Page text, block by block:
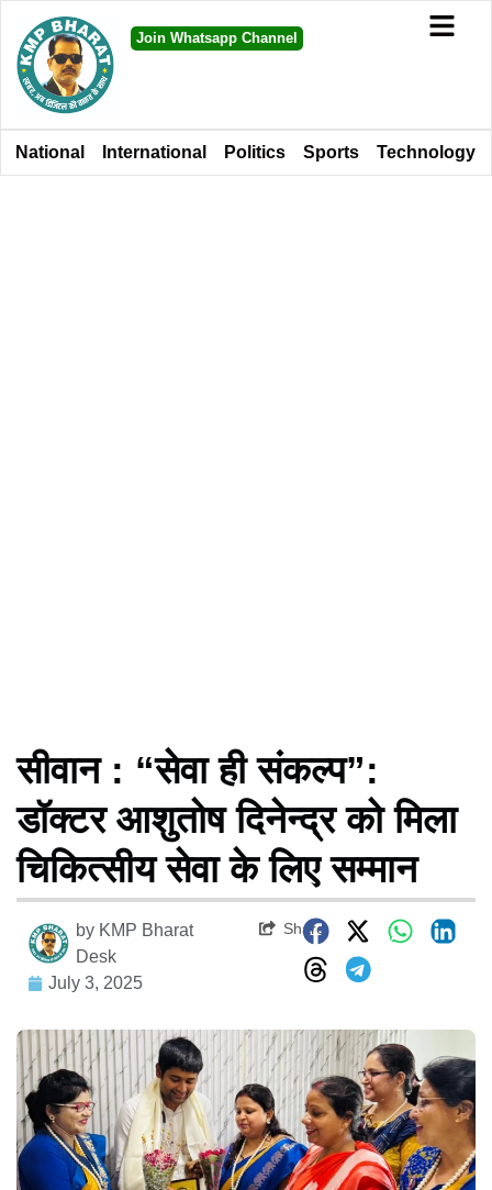
Join Whatsapp Channel
National International Politics Sports Technology
सीवान : “सेवा ही संकल्प”:
डॉक्टर आशुतोष दिनेन्द्र को मिला
चिकित्सीय सेवा के लिए सम्मान
by KMP Bharat
Desk
July 3, 2025
Share